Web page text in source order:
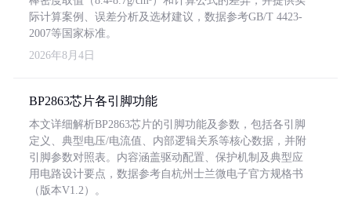
际计算案例、误差分析及选材建议，数据参考GB/T 4423-
2007等国家标准。
2026年8月4日
BP2863芯片各引脚功能
本文详细解析BP2863芯片的引脚功能及参数，包括各引脚
定义、典型电压/电流值、内部逻辑关系等核心数据，并附
引脚参数对照表。内容涵盖驱动配置、保护机制及典型应
用电路设计要点，数据参考自杭州士兰微电子官方规格书
（版本V1.2）。